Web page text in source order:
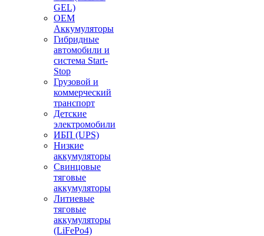
GEL)
OEM
Аккумуляторы
Гибридные
автомобили и
система Start-
Stop
Грузовой и
коммерческий
транспорт
Детские
электромобили
ИБП (UPS)
Низкие
аккумуляторы
Свинцовые
тяговые
аккумуляторы
Литиевые
тяговые
аккумуляторы
(LiFePo4)